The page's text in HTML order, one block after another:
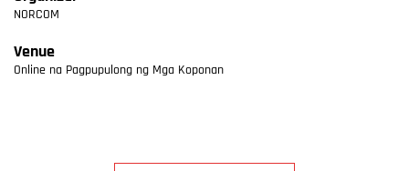
NORCOM
Venue
Online na Pagpupulong ng Mga Koponan